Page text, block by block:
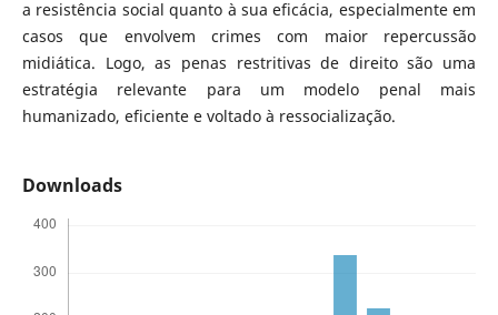
a resistência social quanto à sua eficácia, especialmente em
casos que envolvem crimes com maior repercussão
midiática. Logo, as penas restritivas de direito são uma
estratégia relevante para um modelo penal mais
humanizado, eficiente e voltado à ressocialização.
Downloads